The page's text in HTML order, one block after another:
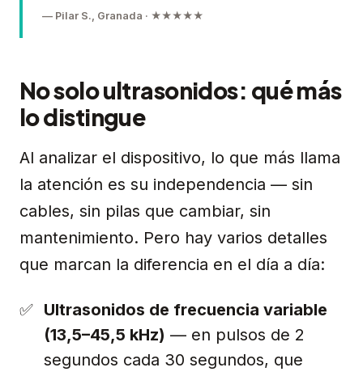
— Pilar S., Granada · ★★★★★
No solo ultrasonidos: qué más
lo distingue
Al analizar el dispositivo, lo que más llama
la atención es su independencia — sin
cables, sin pilas que cambiar, sin
mantenimiento. Pero hay varios detalles
que marcan la diferencia en el día a día:
Ultrasonidos de frecuencia variable
(13,5–45,5 kHz) — en pulsos de 2
segundos cada 30 segundos, que